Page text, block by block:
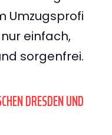
Umzugsprofi
einfach,
sorgenfrei.
DRESDEN UND